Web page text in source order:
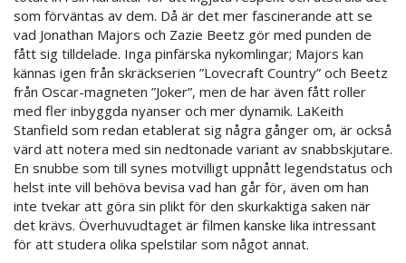
som förväntas av dem. Då är det mer fascinerande att se
vad Jonathan Majors och Zazie Beetz gör med punden de
fått sig tilldelade. Inga pinfärska nykomlingar; Majors kan
kännas igen från skräckserien ”Lovecraft Country” och Beetz
från Oscar-magneten ”Joker”, men de har även fått roller
med fler inbyggda nyanser och mer dynamik. LaKeith
Stanfield som redan etablerat sig några gånger om, är också
värd att notera med sin nedtonade variant av snabbskjutare.
En snubbe som till synes motvilligt uppnått legendstatus och
helst inte vill behöva bevisa vad han går för, även om han
inte tvekar att göra sin plikt för den skurkaktiga saken när
det krävs. Överhuvudtaget är filmen kanske lika intressant
för att studera olika spelstilar som något annat.